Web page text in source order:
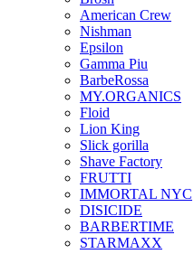
American Crew
Nishman
Epsilon
Gamma Piu
BarbeRossa
MY.ORGANICS
Floid
Lion King
Slick gorilla
Shave Factory
FRUTTI
IMMORTAL NYC
DІSICIDE
BARBERTIME
STARMAXX